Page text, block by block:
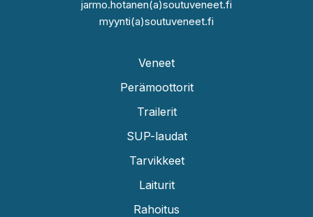
jarmo.hotanen(a)soutuveneet.fi
myynti(a)soutuveneet.fi
Veneet
Perämoottorit
Trailerit
SUP-laudat
Tarvikkeet
Laiturit
Rahoitus